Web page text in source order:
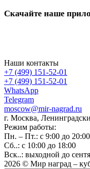
Скачайте наше
Наши контакты
+7 (499) 151-52-01
+7 (499) 151-52-01
WhatsApp
Telegram
moscow@mir-nagrad.ru
г. Москва,
Режим работы:
Пн. – Пт.: с 9:00 до 20:00
Сб..: с 10:00 до 18:00
Вск..: выходной до
2026 © Мир наград –